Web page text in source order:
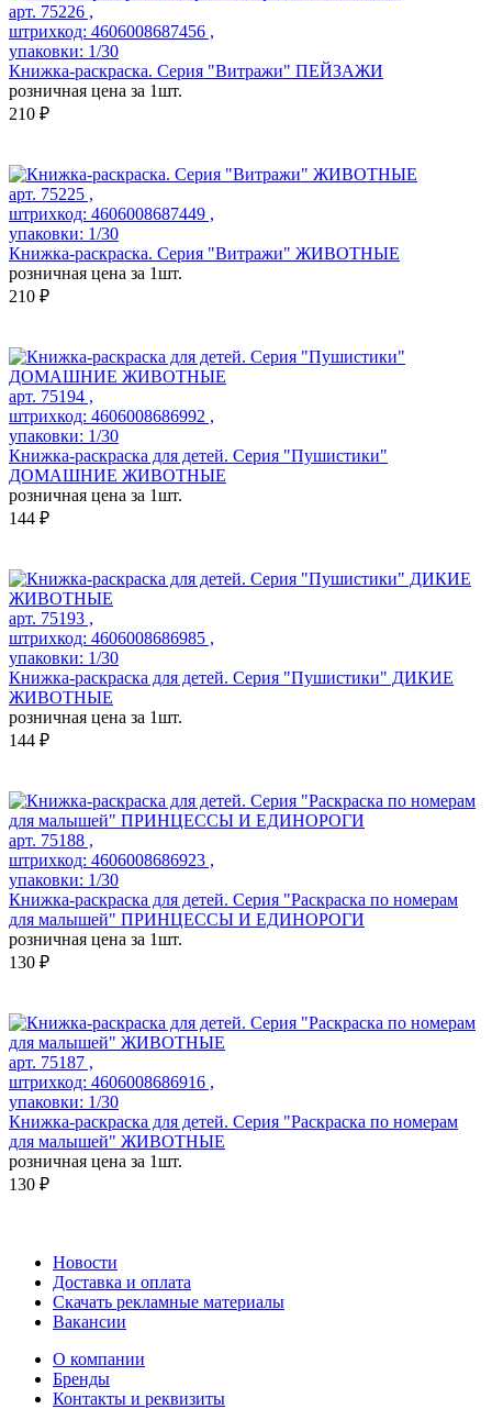
арт. 75226 ,
штрихкод: 4606008687456 ,
упаковки: 1/30
Книжка-раскраска. Серия "Витражи" ПЕЙЗАЖИ
розничная цена за 1шт.
210 ₽
арт. 75225 ,
штрихкод: 4606008687449 ,
упаковки: 1/30
Книжка-раскраска. Серия "Витражи" ЖИВОТНЫЕ
розничная цена за 1шт.
210 ₽
арт. 75194 ,
штрихкод: 4606008686992 ,
упаковки: 1/30
Книжка-раскраска для детей. Серия "Пушистики"
ДОМАШНИЕ ЖИВОТНЫЕ
розничная цена за 1шт.
144 ₽
арт. 75193 ,
штрихкод: 4606008686985 ,
упаковки: 1/30
Книжка-раскраска для детей. Серия "Пушистики" ДИКИЕ
ЖИВОТНЫЕ
розничная цена за 1шт.
144 ₽
арт. 75188 ,
штрихкод: 4606008686923 ,
упаковки: 1/30
Книжка-раскраска для детей. Серия "Раскраска по номерам
для малышей" ПРИНЦЕССЫ И ЕДИНОРОГИ
розничная цена за 1шт.
130 ₽
арт. 75187 ,
штрихкод: 4606008686916 ,
упаковки: 1/30
Книжка-раскраска для детей. Серия "Раскраска по номерам
для малышей" ЖИВОТНЫЕ
розничная цена за 1шт.
130 ₽
Новости
Доставка и оплата
Скачать рекламные материалы
Вакансии
О компании
Бренды
Контакты и реквизиты